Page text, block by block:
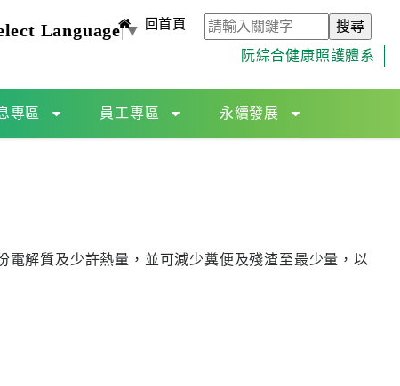
Language▼ 回首頁
阮綜合健康照護體系
專區 員工專區 永續發展
解質及少許熱量，並可減少糞便及殘渣至最少量，以